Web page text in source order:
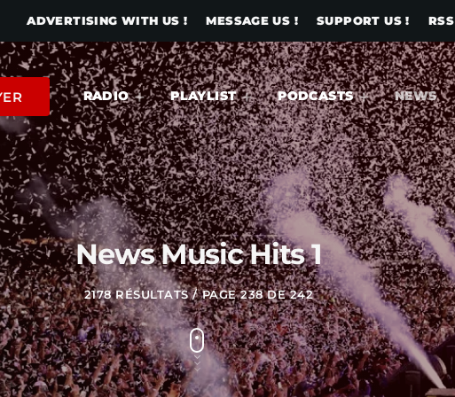
ADVERTISING WITH US ! MESSAGE US ! SUPPORT US ! RSS
RADIO PLAYLIST PODCASTS NEWS
News Music Hits 1
2178 RÉSULTATS / PAGE 238 DE 242